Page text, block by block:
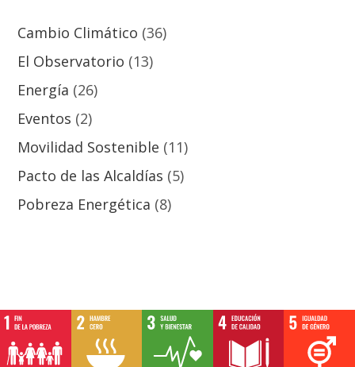
Cambio Climático (36)
El Observatorio (13)
Energía (26)
Eventos (2)
Movilidad Sostenible (11)
Pacto de las Alcaldías (5)
Pobreza Energética (8)